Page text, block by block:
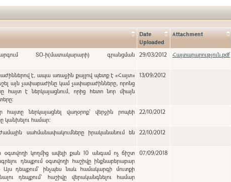
Date
Uploaded
Attachment
ՏՕ-ի(մատակարարի) գրանցման
29/03/2012 Հայտարարություն.pdf
է, ապա առաջին քայլով պետք է «Հայտ»
է ներկայացնում, որից հետո նոր միայն
13/09/2012
հայտը ներկայացնել վաղօրոք` վերջին րոպեի
կանխելու համար:
22/10/2012
սահմանափակումները իրականանում են
22/10/2012
օգտվողի կողմից ավելի քան 10 անգամ ոչ ճիշտ
դեպքում օգտվողի հաշիվը ինքնաբերաբար
դեպքում` ինչպես նաև համակարգի մուտքի
դեպքում՝ հաշիվը վերականգնելու համար
07/09/2018